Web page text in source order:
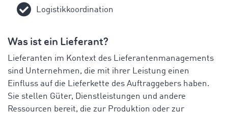
Logistikkoordination
Was ist ein Lieferant?
Lieferanten im Kontext des Lieferantenmanagements
sind Unternehmen, die mit ihrer Leistung einen
Einfluss auf die Lieferkette des Auftraggebers haben.
Sie stellen Güter, Dienstleistungen und andere
Ressourcen bereit, die zur Produktion oder zur